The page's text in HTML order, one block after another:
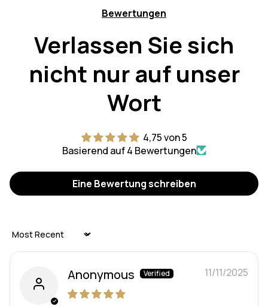
Bewertungen
Verlassen Sie sich
nicht nur auf unser
Wort
4,75 von 5
Basierend auf 4 Bewertungen
Eine Bewertung schreiben
Sort by
11/11/2025
Anonymous